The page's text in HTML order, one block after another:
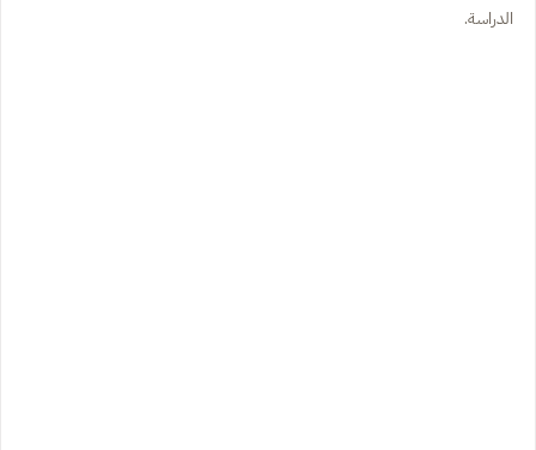
الدراسة.